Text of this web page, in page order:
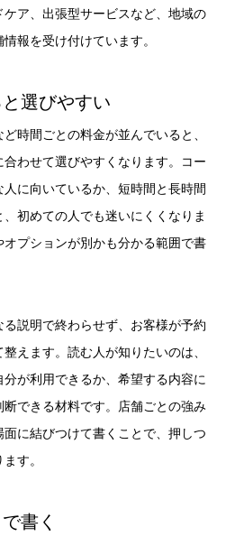
ア、出張型サービスなど、地域の
報を受け付けています。
選びやすい
時間ごとの料金が並んでいると、
わせて選びやすくなります。コー
に向いているか、短時間と長時間
初めての人でも迷いにくくなりま
プションが別かも分かる範囲で書
説明で終わらせず、お客様が予約
えます。読む人が知りたいのは、
が利用できるか、希望する内容に
できる材料です。店舗ごとの強み
に結びつけて書くことで、押しつ
す。
書く